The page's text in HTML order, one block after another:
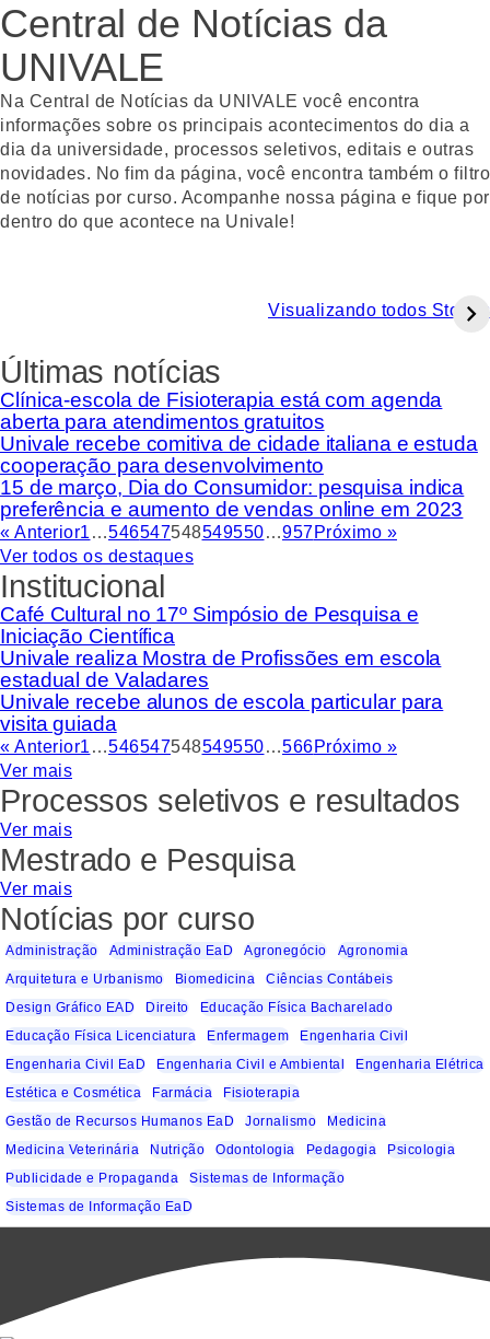
Central de Notícias da
UNIVALE
Na Central de Notícias da UNIVALE você encontra
informações sobre os principais acontecimentos do dia a
dia da universidade, processos seletivos, editais e outras
novidades. No fim da página, você encontra também o filtro
de notícias por curso. Acompanhe nossa página e fique por
dentro do que acontece na Univale!
Visualizando todos Stories
Últimas notícias
Clínica-escola de Fisioterapia está com agenda
aberta para atendimentos gratuitos
Univale recebe comitiva de cidade italiana e estuda
cooperação para desenvolvimento
15 de março, Dia do Consumidor: pesquisa indica
preferência e aumento de vendas online em 2023
« Anterior1 …546547548549550…957Próximo »
Ver todos os destaques
Institucional
Café Cultural no 17º Simpósio de Pesquisa e
Iniciação Científica
Univale realiza Mostra de Profissões em escola
estadual de Valadares
Univale recebe alunos de escola particular para
visita guiada
« Anterior1 …546547548549550…566Próximo »
Ver mais
Processos seletivos e resultados
Ver mais
Mestrado e Pesquisa
Ver mais
Notícias por curso
Administração Administração EaD Agronegócio
Agronomia
Arquitetura e Urbanismo
Biomedicina
Ciências Contábeis
Design Gráfico EAD
Direito
Educação Física Bacharelado
Educação Física Licenciatura
Enfermagem
Engenharia Civil
Engenharia Civil EaD
Engenharia Civil e Ambiental
Engenharia Elétrica
Estética e Cosmética
Farmácia
Fisioterapia
Gestão de Recursos Humanos EaD
Jornalismo
Medicina
Medicina Veterinária
Nutrição Odontologia Pedagogia
Psicologia
Publicidade e Propaganda
Sistemas de Informação
Sistemas de Informação EaD